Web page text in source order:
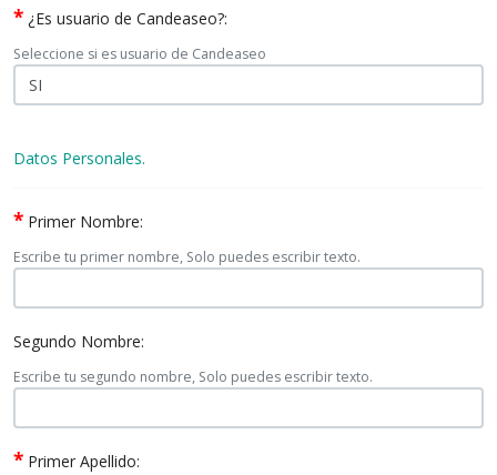
* ¿Es usuario de Candeaseo?:
Seleccione si es usuario de Candeaseo
Datos Personales.
* Primer Nombre:
Escribe tu primer nombre, Solo puedes escribir texto.
Segundo Nombre:
Escribe tu segundo nombre, Solo puedes escribir texto.
* Primer Apellido: